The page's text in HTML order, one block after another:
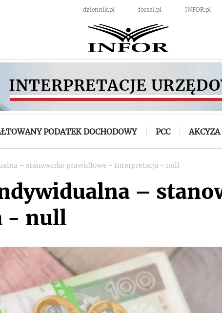
dziennik.pl forsal.pl INFOR.pl
PODATEK DOCHODOWY PCC AKCYZA
– stanowisko prawidłowe - Interpretacja - null
–
- null